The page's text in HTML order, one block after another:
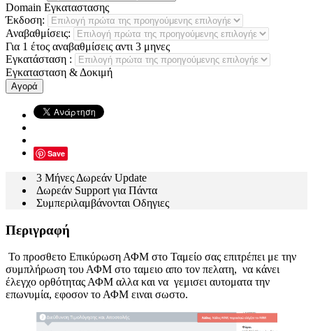
Domain Εγκαταστασης
Έκδοση:
Αναβαθμίσεις:
Για 1 έτος αναβαθμίσεις αντι 3 μηνες
Εγκατάσταση :
Εγκατασταση & Δοκιμή
Αγορά
Save
3 Μήνες Δωρεάν Update
Δωρεάν Support για Πάντα
Συμπεριλαμβάνονται Οδηγιες
Περιγραφή
Το προσθετο Επικύρωση ΑΦΜ στο Ταμείο σας επιτρέπει με την
συμπλήρωση του ΑΦΜ στο ταμειο απο τον πελατη, να κάνει
έλεγχο ορθότητας ΑΦΜ αλλα και να γεμισει αυτοματα την
επωνυμία, εφοσον το ΑΦΜ ειναι σωστο.